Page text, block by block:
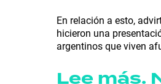
En relación a esto,
hicieron una
argentinos que viven
Lee más.
GRAN